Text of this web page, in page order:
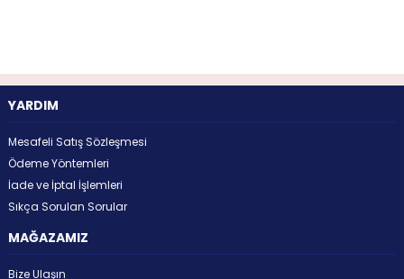
YARDIM
Mesafeli Satış Sözleşmesi
Ödeme Yöntemleri
İade ve İptal İşlemleri
Sıkça Sorulan Sorular
MAĞAZAMIZ
Bize Ulaşın